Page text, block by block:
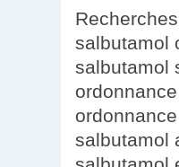
salbutamol
salbutamol
salbutamol